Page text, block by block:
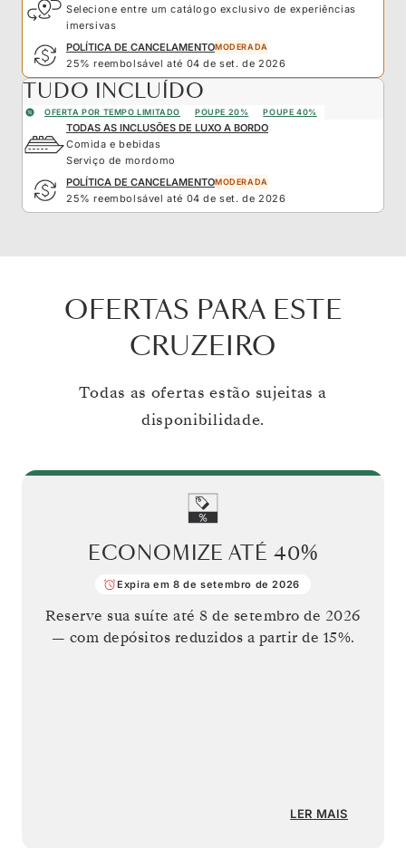
Selecione entre um catálogo exclusivo de experiências
imersivas
POLÍTICA DE CANCELAMENTOMODERADA
25% reembolsável até 04 de set. de 2026
TUDO INCLUÍDO
OFERTA POR TEMPO LIMITADO POUPE 20% POUPE 40%
TODAS AS INCLUSÕES DE LUXO A BORDO
Comida e bebidas
Serviço de mordomo
POLÍTICA DE CANCELAMENTOMODERADA
25% reembolsável até 04 de set. de 2026
OFERTAS PARA ESTE
CRUZEIRO
Todas as ofertas estão sujeitas a
disponibilidade.
ECONOMIZE ATÉ 40%
Expira em 8 de setembro de 2026
Reserve sua suíte até8 de setembro de 2026
— com depósitos reduzidos a partir de 15%.
LER MAIS